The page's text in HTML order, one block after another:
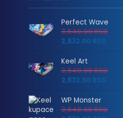
Perfect Wave
3,540.00RSD
2,832.00 RSD
Keel Art
3,540.00RSD
2,832.00 RSD
WP Monster
3,540.00RSD